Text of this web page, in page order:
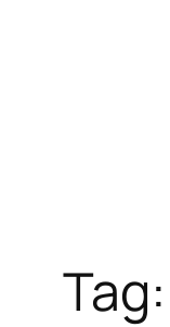
Tag: